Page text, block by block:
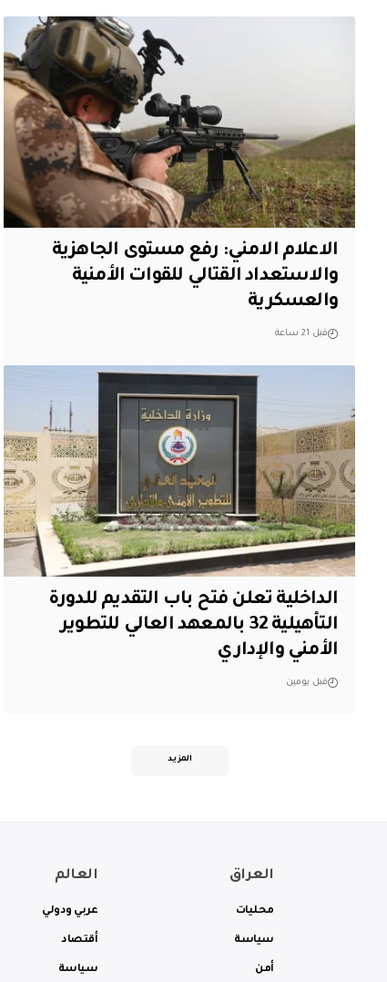
الاعلام الامني: رفع مستوى الجاهزية
والاستعداد القتالي للقوات الأمنية
والعسكرية
قبل 21 ساعة
الداخلية تعلن فتح باب التقديم للدورة
التأهيلية 32 بالمعهد العالي للتطوير
الأمني والإداري
قبل يومين
المزيد
العراق
محليات
سياسة
أمن
العالم
عربي ودولي
أقتصاد
سياسة